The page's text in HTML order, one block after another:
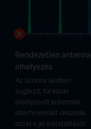
Rendezetlen antenna
elhelyezés
Az azonos sávban
sugárzó, túl közel
elhelyezett antennák
interferenciát okoznak,
ezzel a jel instabilitását